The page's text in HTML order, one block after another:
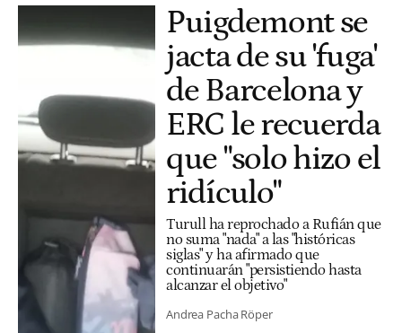
Puigdemont se
jacta de su 'fuga'
de Barcelona y
ERC le recuerda
que "solo hizo el
ridículo"
Turull ha reprochado a Rufián que
no suma "nada" a las "históricas
siglas" y ha afirmado que
continuarán "persistiendo hasta
alcanzar el objetivo"
Andrea Pacha Röper